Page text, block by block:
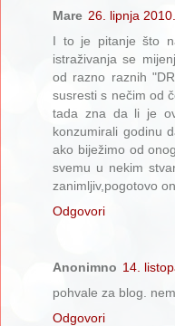
Mare 26. lipnja
I to je pitanje što
istraživanja se
od razno raznih
susresti s nečim od
tada zna da li je
konzumirali godinu
ako biježimo od
svemu u nekim
zanimljiv,pogotovo
Odgovori
Anonimno 14.
pohvale za blog.
Odgovori